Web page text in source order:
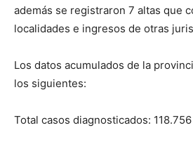
que
además se registraron 7 altas que
localidades e ingresos de otras
Los datos acumulados de la
los siguientes:
Total casos diagnosticados: 118.756